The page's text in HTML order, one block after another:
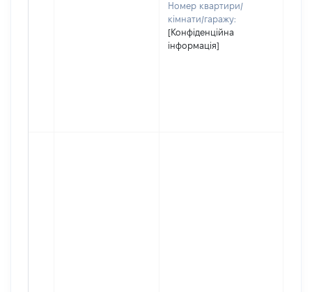
Номер квартири/
кімнати/гаражу:
[Конфіденційна
інформація]